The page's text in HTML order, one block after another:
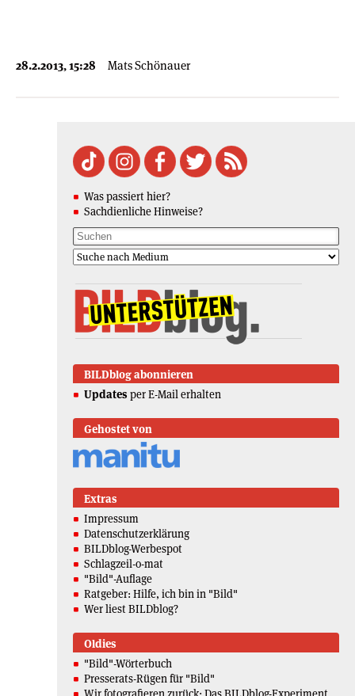
28.2.2013, 15:28 Mats Schönauer
Was passiert hier?
Sachdienliche Hinweise?
BILDblog abonnieren
Updates per E-Mail erhalten
Gehostet von
Extras
Impressum
Datenschutzerklärung
BILDblog-Werbespot
Schlagzeil-o-mat
"Bild"-Auflage
Ratgeber: Hilfe, ich bin in "Bild"
Wer liest BILDblog?
Oldies
"Bild"-Wörterbuch
Presserats-Rügen für "Bild"